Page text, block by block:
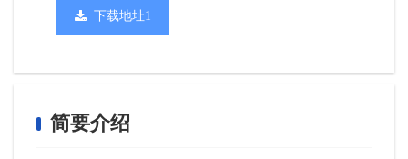
下载地址1
简要介绍